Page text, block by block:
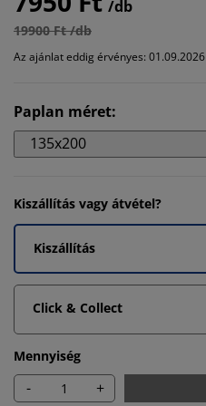
/db
19900 Ft /db
Az ajánlat eddig érvényes: 01.09.2026
Paplan méret:
135x200
Kiszállítás vagy átvétel?
Kiszállítás
Click & Collect
Mennyiség
- +